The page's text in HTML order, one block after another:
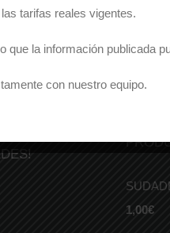
1,00€
tarifas reales vigentes.
la información publicada
con nuestro equipo.